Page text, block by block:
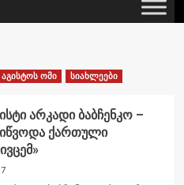
ომი სიახლეები
არკადი ბაბჩენკო –
იწვოდა ქართული